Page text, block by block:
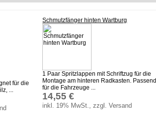
für die
...
Schmutzfänger hinten Wartburg
1 Paar Spritzlappen mit Schriftzug für die
Montage am hinteren Radkasten. Passend
für die Fahrzeuge ...
14,55 €
inkl. 19% MwSt., zzgl. Versand